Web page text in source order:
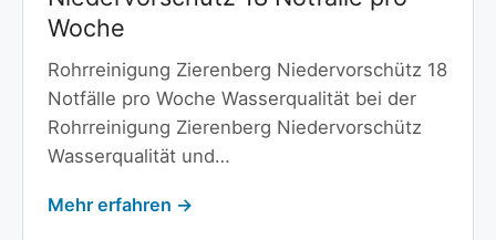
Woche
Rohrreinigung Zierenberg Niedervorschütz 18
Notfälle pro Woche Wasserqualität bei der
Rohrreinigung Zierenberg Niedervorschütz
Wasserqualität und…
Mehr erfahren →